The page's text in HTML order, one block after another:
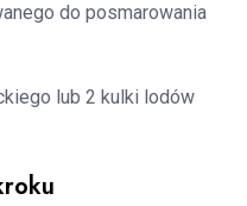
do posmarowania
lub 2 kulki lodów